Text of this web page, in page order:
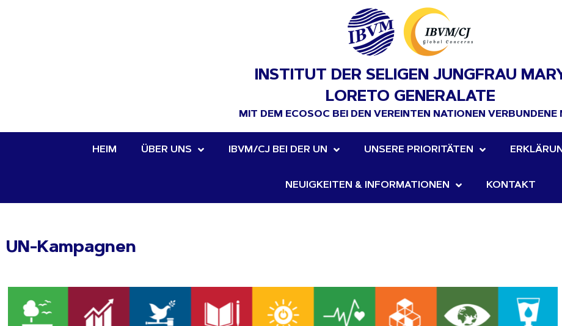
INSTITUT DER SELIGEN JUNGFRAU
LORETO GENERALATE
MIT DEM ECOSOC BEI DEN VEREINTEN NATIONEN VERBUNDENE
HEIM ÜBER UNS IBVM/CJ BEI DER UN UNSERE PRIORITÄTEN
NEUIGKEITEN & INFORMATIONEN KONTAKT
UN-Kampagnen